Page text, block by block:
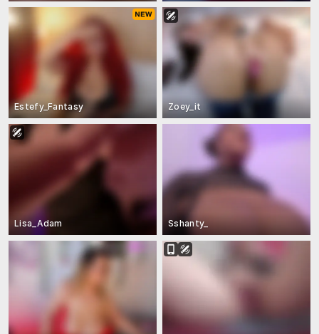
Estefy_Fantasy Zoey_it
Lisa_Adam Sshanty_